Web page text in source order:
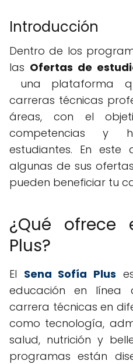
Introducción
Dentro de los
las Ofertas de
una plataforma
carreras técnicas
áreas, con el
competencias y
estudiantes. En este
algunas de sus
pueden beneficiar tu
¿Qué ofrece
Plus?
El Sena Sofía Plus
educación en línea
carrera técnicas en
como tecnología,
salud, nutrición y
programas están